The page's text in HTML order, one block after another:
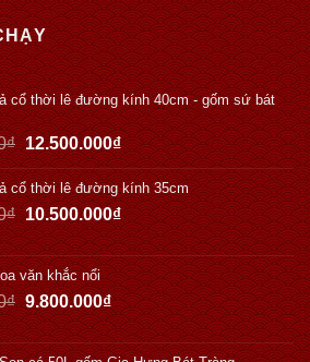
cổ thời lê đường kính 40cm - gốm sứ bát
₫ 12.500.000₫
cổ thời lê đường kính 35cm
₫ 10.500.000₫
văn khắc nổi
₫ 9.800.000₫